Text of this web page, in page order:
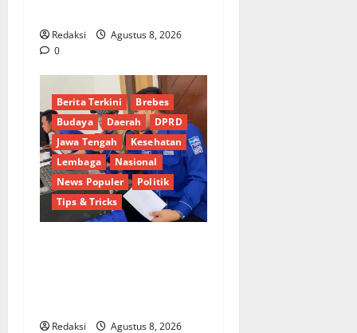
Redaksi
Agustus 8, 2026
0
Berita Terkini
Brebes
Budaya
Daerah
DPRD
Jawa Tengah
Kesehatan
Lembaga
Nasional
News Populer
Politik
Tips & Tricks
Redaksi Agustus 8, 2026